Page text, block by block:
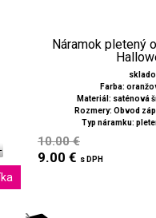
Náramok pletený
Farba:
Materiál: saténová
Rozmery: Obvod
Typ náramku:
10.00 €
9.00 € s DPH